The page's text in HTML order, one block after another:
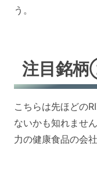
う。
注目銘
こちらは先ほどの
ないかも知れません
力の健康食品の会社